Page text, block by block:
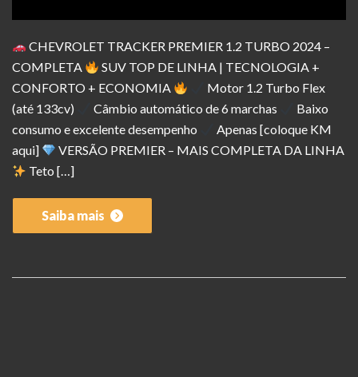
CHEVROLET TRACKER PREMIER 1.2 TURBO 2024 –
COMPLETA
SUV TOP DE LINHA | TECNOLOGIA +
CONFORTO + ECONOMIA
Motor 1.2 Turbo Flex
(até 133cv)
Câmbio automático de 6 marchas
Baixo
consumo e excelente desempenho
Apenas [coloque KM
aqui]
VERSÃO PREMIER – MAIS COMPLETA DA LINHA
Teto […]
Saiba mais